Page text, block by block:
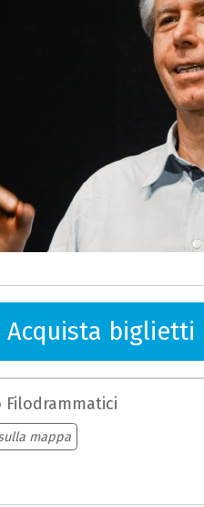
Acquista biglietti
Filodrammatici
mappa